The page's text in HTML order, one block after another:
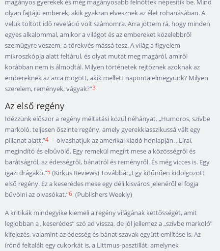
magányos gyerekek és még magányosabb felnőttek népesítik be. Mind
olyan fajtájú emberek, akik gyakran elvesznek az élet rohanásában. A
velük töltött idő reveláció volt számomra. Arra jöttem rá, hogy minden
egyes alkalommal, amikor a világot és az embereket közelebbről
szemügyre veszem, a törekvés mássá tesz. A világ a figyelem
mikroszkópja alatt feltárul, és olyat mutat meg magáról, amiről
korábban nem is álmodtál. Milyen történetek rejtőznek azoknak az
embereknek az arca mögött, akik mellett naponta elmegyünk? Milyen
szerelem, remények, vágyak?”3
Az első regény
Idézzünk először a regény méltatási közül néhányat. „Humoros, szívbe
markoló, teljesen őszinte regény, amely gyerekklasszikussá vált egy
pillanat alatt.”4 – olvashatjuk az amerikai kiadó honlapján. „Lírai,
megindító és elbűvölő. Egy remekül megírt mese a közösségről és
barátságról, az édességről, bánatról és reményről. És még vicces is. Egy
igazi drágakő.”5 (Kirkus Reviews) Továbbá: „Egy kitűnően kidolgozott
első regény. Ez a keserédes mese egy déli kisváros jelenéről el fogja
bűvölni az olvasókat.”6 (Publishers Weekly)
A kritikák mindegyike kiemeli a regény világának kettősségét, amit
legjobban a „keserédes” szó ad vissza, de jól jellemez a „szívbe markoló”
kifejezés, valamint az édesség és bánat szavak együtt említése is. Az
írónő feltalált egy cukorkát is, a Littmus-pasztillát, amelynek